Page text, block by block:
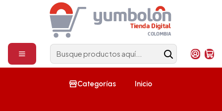
Categorías Inicio
Construcción ¡Compra ahora!
Protección y empaque
Pack x 2 Stretch NG Calibre 6 -15 cm Ancho x 220 m Largo- Caja x